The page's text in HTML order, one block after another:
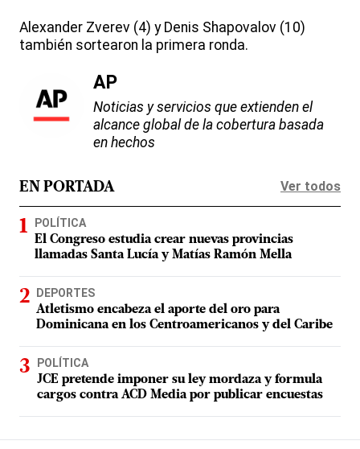
Alexander Zverev (4) y Denis Shapovalov (10)
también sortearon la primera ronda.
AP
Noticias y servicios que extienden el
alcance global de la cobertura basada
en hechos
EN PORTADA Ver todos
POLÍTICA
El Congreso estudia crear nuevas provincias
llamadas Santa Lucía y Matías Ramón Mella
DEPORTES
Atletismo encabeza el aporte del oro para
Dominicana en los Centroamericanos y del Caribe
POLÍTICA
JCE pretende imponer su ley mordaza y formula
cargos contra ACD Media por publicar encuestas